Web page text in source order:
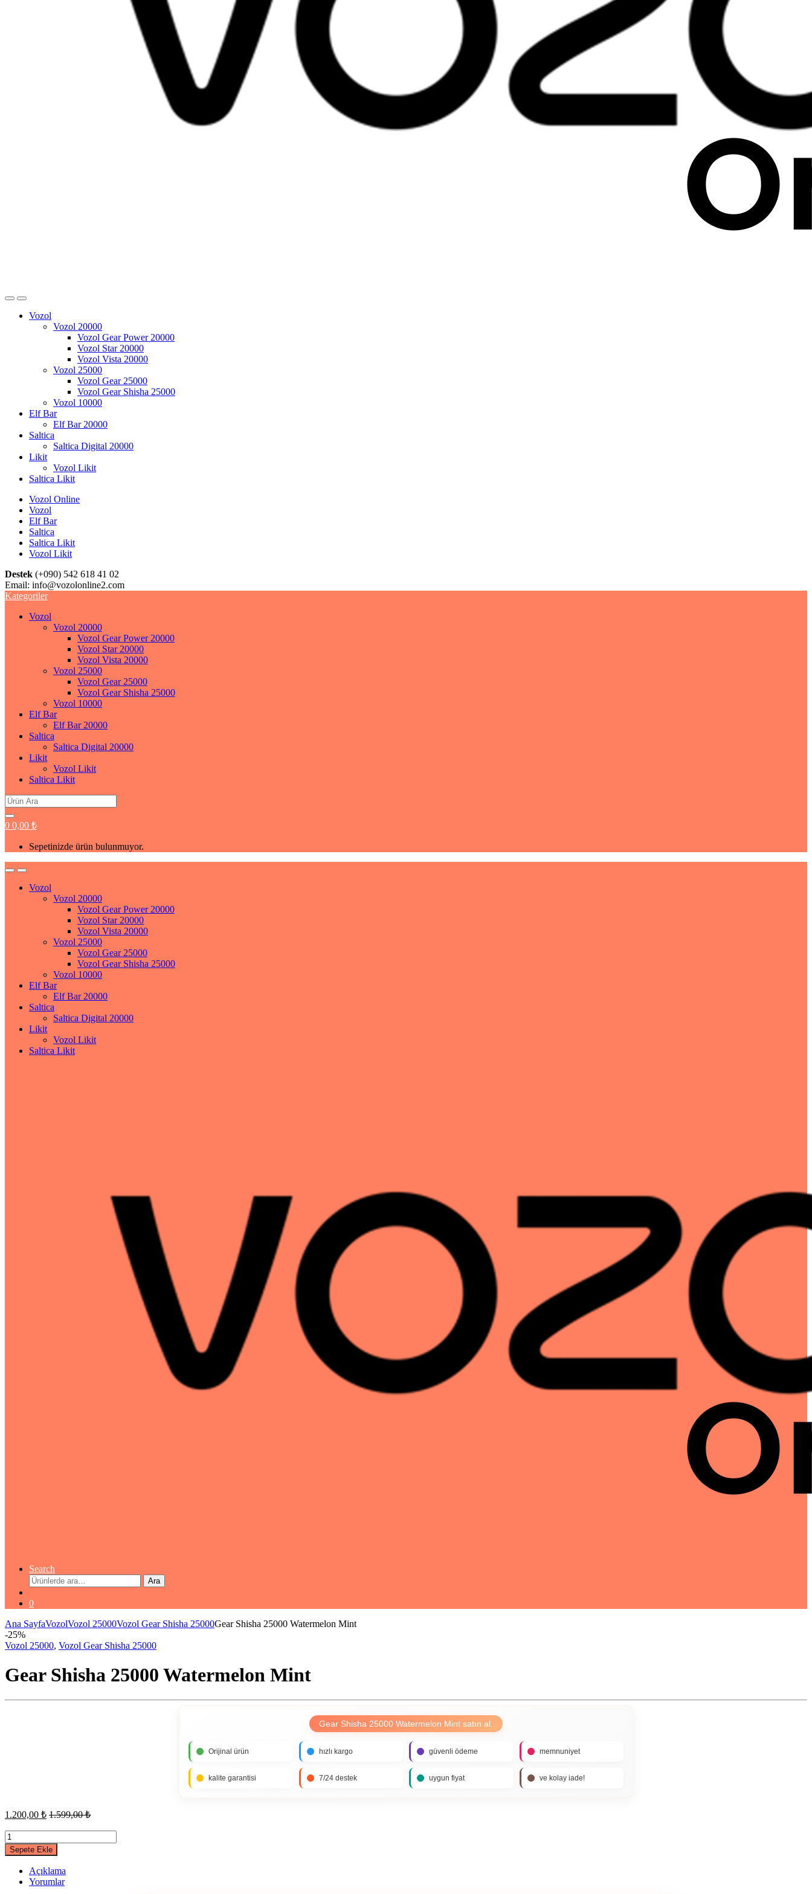
Vozol
Vozol 20000
Vozol Gear Power 20000
Vozol Star 20000
Vozol Vista 20000
Vozol 25000
Vozol Gear 25000
Vozol Gear Shisha 25000
Vozol 10000
Elf Bar
Elf Bar 20000
Saltica
Saltica Digital 20000
Likit
Vozol Likit
Saltica Likit
Vozol Online
Vozol
Elf Bar
Saltica
Saltica Likit
Vozol Likit
Destek (+090) 542 618 41 02
Email: info@vozolonline2.com
Kategoriler
Vozol
Vozol 20000
Vozol Gear Power 20000
Vozol Star 20000
Vozol Vista 20000
Vozol 25000
Vozol Gear 25000
Vozol Gear Shisha 25000
Vozol 10000
Elf Bar
Elf Bar 20000
Saltica
Saltica Digital 20000
Likit
Vozol Likit
Saltica Likit
Search
for:
0 0,00 ₺
Sepetinizde ürün bulunmuyor.
Vozol
Vozol 20000
Vozol Gear Power 20000
Vozol Star 20000
Vozol Vista 20000
Vozol 25000
Vozol Gear 25000
Vozol Gear Shisha 25000
Vozol 10000
Elf Bar
Elf Bar 20000
Saltica
Saltica Digital 20000
Likit
Vozol Likit
Saltica Likit
Search
Ara:
Ara
0
Ana SayfaVozolVozol 25000Vozol Gear Shisha 25000Gear Shisha 25000 Watermelon Mint
-25%
Vozol 25000, Vozol Gear Shisha 25000
Gear Shisha 25000 Watermelon Mint
Gear Shisha 25000 Watermelon Mint satın al.
Orijinal ürün hızlı kargo güvenli ödeme memnuniyet
kalite garantisi 7/24 destek uygun fiyat ve kolay iade!
1.200,00 ₺ 1.599,00₺
Gear
Shisha
25000
Watermelon
Mint
quantity
Sepete Ekle
Açıklama
Yorumlar